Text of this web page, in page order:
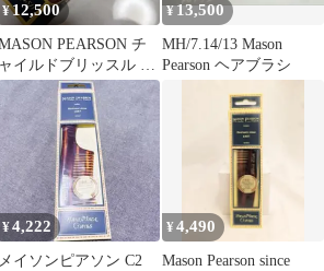
¥12,500
PEARSON チ
ャイルドブリッスル ヘ
ブラシ
¥13,500
MH/7.14/13 Mason
Pearson ヘアブラシ
¥4,222
メイソンピアソン C2
¥4,490
Mason Pearson since